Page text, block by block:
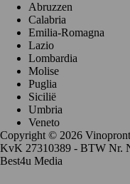
Abruzzen
Calabria
Emilia-Romagna
Lazio
Lombardia
Molise
Puglia
Sicilië
Umbria
Veneto
Copyright © 2026
KvK 27310389 - BTW Nr.
Best4u Media